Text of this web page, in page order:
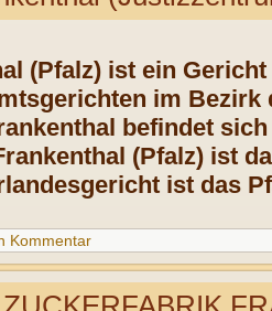
(Pfalz) ist ein
im Bezirk
befindet
(Pfalz) ist
ist das
Kommentar